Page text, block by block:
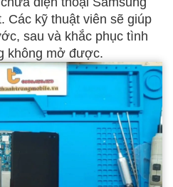
Các kỹ thuật viên sẽ giúp
sau và khắc phục tình
không mở được.